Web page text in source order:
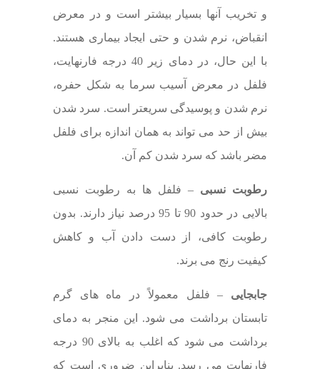
و تخریب آنها بسیار بیشتر است و در معرض
انقباض، نرم شدن و حتی ایجاد بیماری هستند.
با این حال، در دمای زیر 40 درجه فارنهایت،
فلفل در معرض آسیب سرما به شکل حفره،
نرم شدن و پوسیدگی سریعتر است. سرد شدن
بیش از حد می تواند به همان اندازه برای فلفل
مضر باشد که سرد شدن کم آن.
رطوبت نسبی – فلفل ها به رطوبت نسبی
بالایی در حدود 90 تا 95 درصد نیاز دارند. بدون
رطوبت کافی، از دست دادن آب و کاهش
کیفیت رنج می برند.
جابجایی – فلفل معمولاً در ماه های گرم
تابستان برداشت می شود. این منجر به دمای
برداشت می شود که اغلب به بالای 90 درجه
فارنهایت می رسد. بنابراین ضروری است که